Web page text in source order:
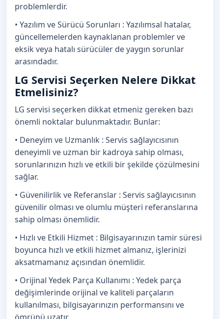
problemlerdir.
• Yazılım ve Sürücü Sorunları : Yazılımsal hatalar,
güncellemelerden kaynaklanan problemler ve
eksik veya hatalı sürücüler de yaygın sorunlar
arasındadır.
LG Servisi Seçerken Nelere Dikkat
Etmelisiniz?
LG servisi seçerken dikkat etmeniz gereken bazı
önemli noktalar bulunmaktadır. Bunlar:
• Deneyim ve Uzmanlık : Servis sağlayıcısının
deneyimli ve uzman bir kadroya sahip olması,
sorunlarınızın hızlı ve etkili bir şekilde çözülmesini
sağlar.
• Güvenilirlik ve Referanslar : Servis sağlayıcısının
güvenilir olması ve olumlu müşteri referanslarına
sahip olması önemlidir.
• Hızlı ve Etkili Hizmet : Bilgisayarınızın tamir süresi
boyunca hızlı ve etkili hizmet almanız, işlerinizi
aksatmamanız açısından önemlidir.
• Orijinal Yedek Parça Kullanımı : Yedek parça
değişimlerinde orijinal ve kaliteli parçaların
kullanılması, bilgisayarınızın performansını ve